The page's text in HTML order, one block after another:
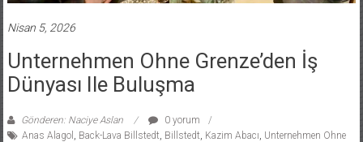
Nisan 5, 2026
Unternehmen Ohne Grenze’den İş
Dünyası Ile Buluşma
Gönderen: Naciye Aslan
0 yorum
Anas Alagol
Back-Lava Billstedt Billstedt Kazim Abacı Unternehmen Ohne